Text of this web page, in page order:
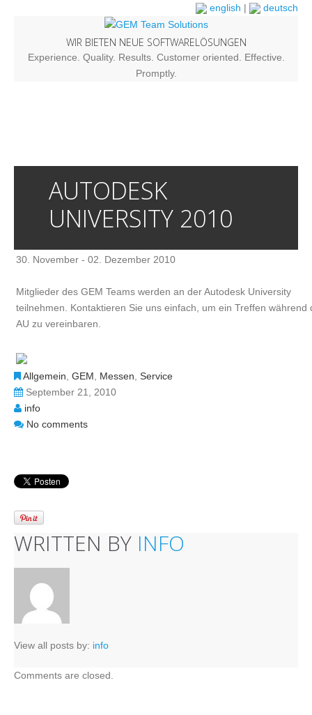
english | deutsch
WIR BIETEN NEUE SOFTWARELÖSUNGEN
Experience. Quality. Results. Customer oriented. Effective.
Promptly.
AUTODESK
UNIVERSITY 2010
30. November - 02. Dezember 2010
Mitglieder des GEM Teams werden an der Autodesk University
teilnehmen. Kontaktieren Sie uns einfach, um ein Treffen während
AU zu vereinbaren.
Allgemein GEM Messen Service
September 21, 2010
info
No comments
WRITTEN BY INFO
View all posts by: info
Comments are closed.